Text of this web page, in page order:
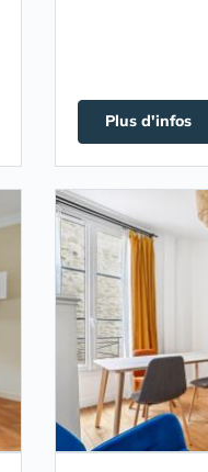
Plus d'infos